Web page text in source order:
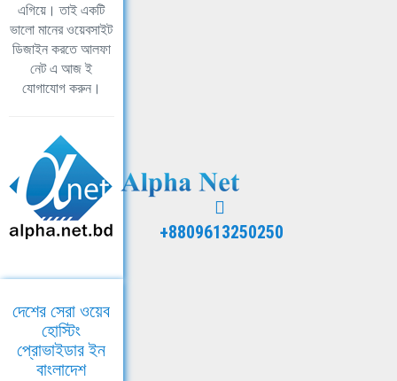
এগিয়ে। তাই একটি
ভালো মানের ওয়েবসাইট
ডিজাইন করতে আলফা
নেট এ আজ ই
যোগাযোগ করুন।
+8809613250250
দেশের সেরা ওয়েব
হোস্টিং
প্রোভাইডার ইন
বাংলাদেশ